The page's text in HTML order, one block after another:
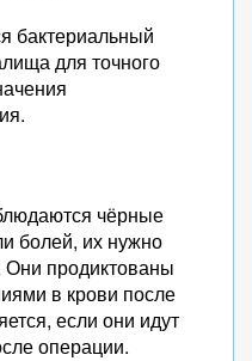
бактериальный
для точного
чёрные
болей, их нужно
Они продиктованы
в крови после
если они идут
операции.